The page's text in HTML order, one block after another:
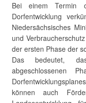
Bei einem Termin
Dorfentwicklung
Niedersächsisches
und
der ersten Phase der
Das bedeutet,
abgeschlossenen
können auch